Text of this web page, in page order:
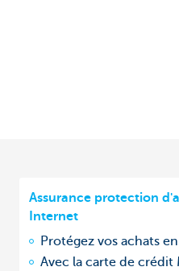
Assurance protection
Internet
Protégez vos achats
Avec la carte de crédit